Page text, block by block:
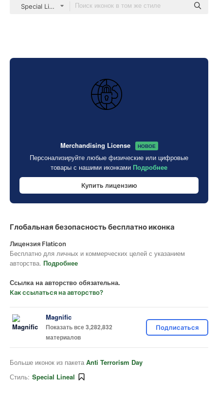
Special Lineal
Merchandising License НОВОЕ
Персонализируйте любые физические или цифровые
товары с нашими иконками Подробнее
Купить лицензию
Глобальная безопасность бесплатно иконка
Лицензия Flaticon
Бесплатно для личных и коммерческих целей с указанием
авторства. Подробнее
Ссылка на авторство обязательна.
Как ссылаться на авторство?
Magnific
Показать все 3,282,832
материалов
Подписаться
Больше иконок из пакета Anti Terrorism Day
Стиль: Special Lineal